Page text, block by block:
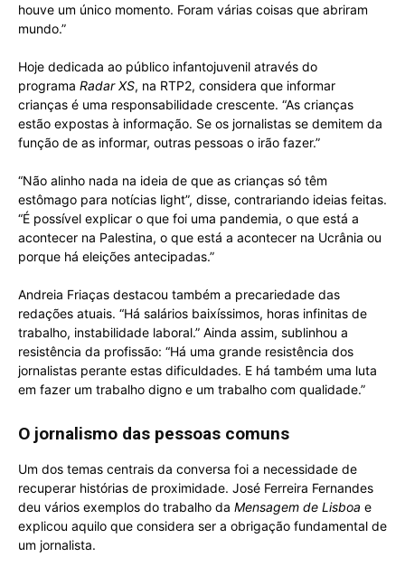
houve um único momento. Foram várias coisas que abriram
mundo.”
Hoje dedicada ao público infantojuvenil através do
programa Radar XS, na RTP2, considera que informar
crianças é uma responsabilidade crescente. “As crianças
estão expostas à informação. Se os jornalistas se demitem da
função de as informar, outras pessoas o irão fazer.”
“Não alinho nada na ideia de que as crianças só têm
estômago para notícias light”, disse, contrariando ideias feitas.
“É possível explicar o que foi uma pandemia, o que está a
acontecer na Palestina, o que está a acontecer na Ucrânia ou
porque há eleições antecipadas.”
Andreia Friaças destacou também a precariedade das
redações atuais. “Há salários baixíssimos, horas infinitas de
trabalho, instabilidade laboral.” Ainda assim, sublinhou a
resistência da profissão: “Há uma grande resistência dos
jornalistas perante estas dificuldades. E há também uma luta
em fazer um trabalho digno e um trabalho com qualidade.”
O jornalismo das pessoas comuns
Um dos temas centrais da conversa foi a necessidade de
recuperar histórias de proximidade. José Ferreira Fernandes
deu vários exemplos do trabalho da Mensagem de Lisboa e
explicou aquilo que considera ser a obrigação fundamental de
um jornalista.